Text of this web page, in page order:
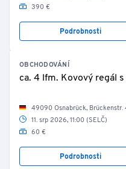
390 €
Podrobnosti
OBCHODOVÁNÍ
ca. 4 lfm. Kovový regál
49090 Osnabrück, Brückenstr. 4
11. srp 2026, 11:00 (SELČ)
60 €
Podrobnosti